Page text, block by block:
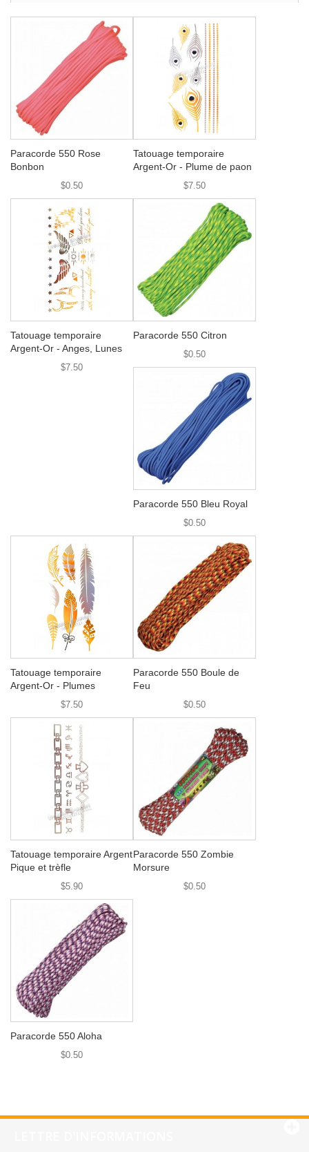
Paracorde 550 Rose
Bonbon
$0.50
Tatouage temporaire
Argent-Or - Plume de paon
$7.50
Tatouage temporaire
Argent-Or - Anges, Lunes
$7.50
Paracorde 550 Citron
$0.50
Paracorde 550 Bleu Royal
$0.50
Tatouage temporaire
Argent-Or - Plumes
$7.50
Paracorde 550 Boule de
Feu
$0.50
Tatouage temporaire Argent
Pique et trèfle
$5.90
Paracorde 550 Zombie
Morsure
$0.50
Paracorde 550 Aloha
$0.50